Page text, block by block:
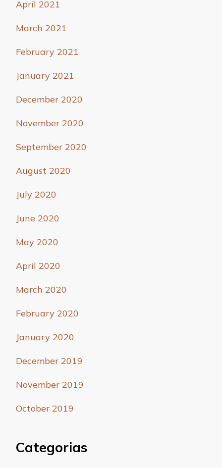
April 2021
March 2021
February 2021
January 2021
December 2020
November 2020
September 2020
August 2020
July 2020
June 2020
May 2020
April 2020
March 2020
February 2020
January 2020
December 2019
November 2019
October 2019
Categorias